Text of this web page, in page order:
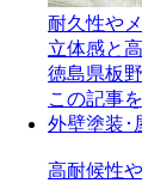
耐久性や
立体感と
徳島県板
この記事
外壁塗装･
高耐候性や